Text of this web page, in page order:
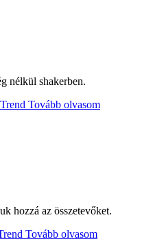
nélkül shakerben.
Tovább olvasom
hozzá az összetevőket.
Tovább olvasom